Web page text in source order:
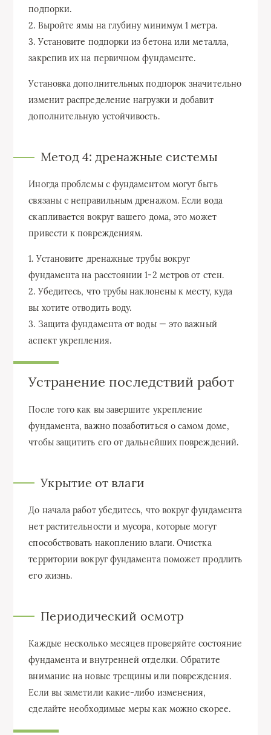
подпорки.
2. Выройте ямы на глубину минимум 1 метра.
3. Установите подпорки из бетона или металла,
закрепив их на первичном фундаменте.
Установка дополнительных подпорок значительно
изменит распределение нагрузки и добавит
дополнительную устойчивость.
Метод 4: дренажные системы
Иногда проблемы с фундаментом могут быть
связаны с неправильным дренажом. Если вода
скапливается вокруг вашего дома, это может
привести к повреждениям.
1. Установите дренажные трубы вокруг
фундамента на расстоянии 1-2 метров от стен.
2. Убедитесь, что трубы наклонены к месту, куда
вы хотите отводить воду.
3. Защита фундамента от воды — это важный
аспект укрепления.
Устранение последствий работ
После того как вы завершите укрепление
фундамента, важно позаботиться о самом доме,
чтобы защитить его от дальнейших повреждений.
Укрытие от влаги
До начала работ убедитесь, что вокруг фундамента
нет растительности и мусора, которые могут
способствовать накоплению влаги. Очистка
территории вокруг фундамента поможет продлить
его жизнь.
Периодический осмотр
Каждые несколько месяцев проверяйте состояние
фундамента и внутренней отделки. Обратите
внимание на новые трещины или повреждения.
Если вы заметили какие-либо изменения,
сделайте необходимые меры как можно скорее.